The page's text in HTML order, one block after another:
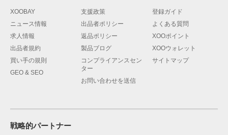
XOOBAY
ニュース情報
求人情報
出品者規約
買い手の規則
GEO & SEO
支援政策
出品者ポリシー
返品ポリシー
製品ブログ
コンプライアンスセン
ター
お問い合わせを送信
登録ガイド
よくある質問
XOOポイント
XOOウォレット
サイトマップ
戦略的パートナー